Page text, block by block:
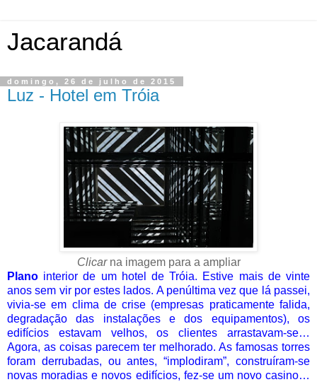
Jacarandá
domingo, 26 de julho de 2015
Luz - Hotel em Tróia
Clicar na imagem para a ampliar
Plano interior de um hotel de Tróia. Estive mais de vinte
anos sem vir por estes lados. A penúltima vez que lá passei,
vivia-se em clima de crise (empresas praticamente falida,
degradação das instalações e dos equipamentos), os
edifícios estavam velhos, os clientes arrastavam-se…
Agora, as coisas parecem ter melhorado. As famosas torres
foram derrubadas, ou antes, “implodiram”, construíram-se
novas moradias e novos edifícios, fez-se um novo casino…